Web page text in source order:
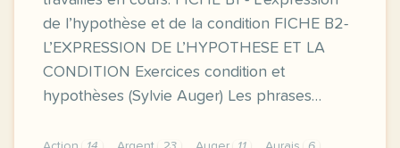
de l’hypothèse et de la condition FICHE B2-
L’EXPRESSION DE L’HYPOTHESE ET LA
CONDITION Exercices condition et
hypothèses (Sylvie Auger) Les phrases…